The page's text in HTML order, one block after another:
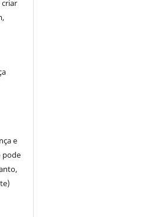
e
pode